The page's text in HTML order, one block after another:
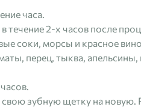
часа.
в течение 2-х часов после
соки, морсы и красное
перец, тыква,
зубную щетку на